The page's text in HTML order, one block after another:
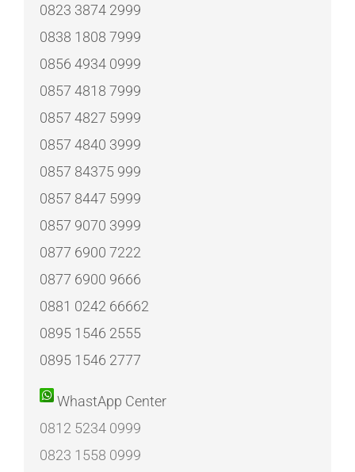
0823 3874 2999
0838 1808 7999
0856 4934 0999
0857 4818 7999
0857 4827 5999
0857 4840 3999
0857 84375 999
0857 8447 5999
0857 9070 3999
0877 6900 7222
0877 6900 9666
0881 0242 66662
0895 1546 2555
0895 1546 2777
WhastApp Center
0812 5234 0999
0823 1558 0999